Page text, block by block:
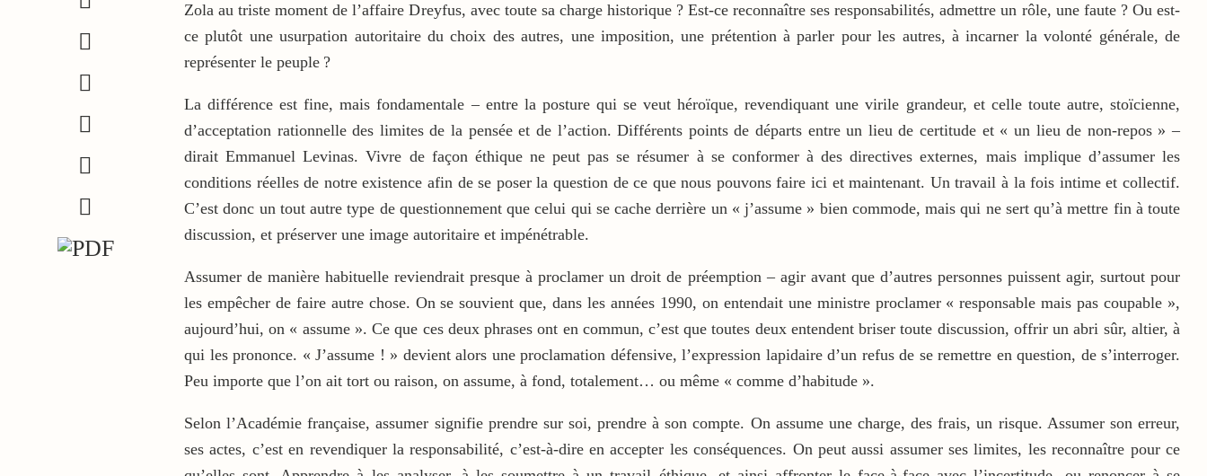
Zola au triste moment de l’affaire Dreyfus, avec toute sa charge historique ? Est-ce reconnaître ses responsabilités, admettre un rôle, une faute ? Ou est-
ce plutôt une usurpation autoritaire du choix des autres, une imposition, une prétention à parler pour les autres, à incarner la volonté générale, de
représenter le peuple ?
La différence est fine, mais fondamentale – entre la posture qui se veut héroïque, revendiquant une virile grandeur, et celle toute autre, stoïcienne,
d’acceptation rationnelle des limites de la pensée et de l’action. Différents points de départs entre un lieu de certitude et « un lieu de non-repos » –
dirait Emmanuel Levinas. Vivre de façon éthique ne peut pas se résumer à se conformer à des directives externes, mais implique d’assumer les
conditions réelles de notre existence afin de se poser la question de ce que nous pouvons faire ici et maintenant. Un travail à la fois intime et collectif.
C’est donc un tout autre type de questionnement que celui qui se cache derrière un « j’assume » bien commode, mais qui ne sert qu’à mettre fin à toute
discussion, et préserver une image autoritaire et impénétrable.
Assumer de manière habituelle reviendrait presque à proclamer un droit de préemption – agir avant que d’autres personnes puissent agir, surtout pour
les empêcher de faire autre chose. On se souvient que, dans les années 1990, on entendait une ministre proclamer « responsable mais pas coupable »,
aujourd’hui, on « assume ». Ce que ces deux phrases ont en commun, c’est que toutes deux entendent briser toute discussion, offrir un abri sûr, altier, à
qui les prononce. « J’assume ! » devient alors une proclamation défensive, l’expression lapidaire d’un refus de se remettre en question, de s’interroger.
Peu importe que l’on ait tort ou raison, on assume, à fond, totalement… ou même « comme d’habitude ».
Selon l’Académie française, assumer signifie prendre sur soi, prendre à son compte. On assume une charge, des frais, un risque. Assumer son erreur,
ses actes, c’est en revendiquer la responsabilité, c’est-à-dire en accepter les conséquences. On peut aussi assumer ses limites, les reconnaître pour ce